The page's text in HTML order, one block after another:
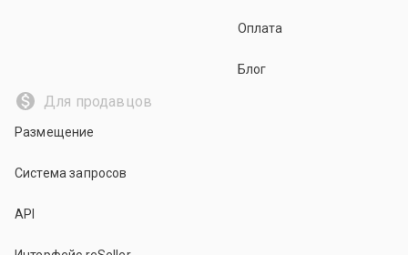
Оплата
Блог
Для продавцов
Размещение
Система запросов
API